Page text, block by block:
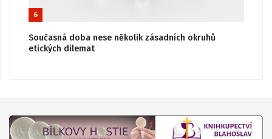
6
Současná doba nese několik zásadních okruhů
etických dilemat